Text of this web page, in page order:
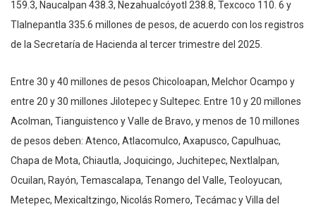
159.3, Naucalpan 438.3, Nezahualcóyotl 238.8, Texcoco 110. 6 y
Tlalnepantla 335.6 millones de pesos, de acuerdo con los registros
de la Secretaría de Hacienda al tercer trimestre del 2025.
Entre 30 y 40 millones de pesos Chicoloapan, Melchor Ocampo y
entre 20 y 30 millones Jilotepec y Sultepec. Entre 10 y 20 millones
Acolman, Tianguistenco y Valle de Bravo, y menos de 10 millones
de pesos deben: Atenco, Atlacomulco, Axapusco, Capulhuac,
Chapa de Mota, Chiautla, Joquicingo, Juchitepec, Nextlalpan,
Ocuilan, Rayón, Temascalapa, Tenango del Valle, Teoloyucan,
Metepec, Mexicaltzingo, Nicolás Romero, Tecámac y Villa del